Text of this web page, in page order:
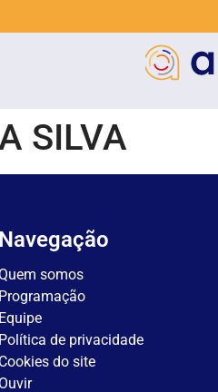
SILVA
Navegação
somos
Programação
Equipe
Política de privacidade
Cookies do site
Ouvir